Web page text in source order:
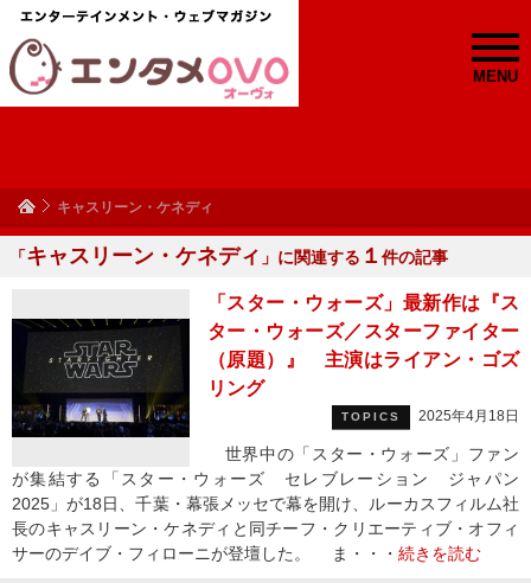
MENU
キャスリーン・ケネディ
「キャスリーン・ケネディ 」に関連する １ 件の記事
「スター・ウォーズ」最新作は『ス
ター・ウォーズ／スターファイター
（原題）』 主演はライアン・ゴズ
リング
TOPICS 2025年4月18日
世界中の「スター・ウォーズ」ファン
が集結する「スター・ウォーズ セレブレーション ジャパン
2025」が18日、千葉・幕張メッセで幕を開け、ルーカスフィルム社
長のキャスリーン・ケネディと同チーフ・クリエーティブ・オフィ
サーのデイブ・フィローニが登壇した。 ま・・・ 続きを読む